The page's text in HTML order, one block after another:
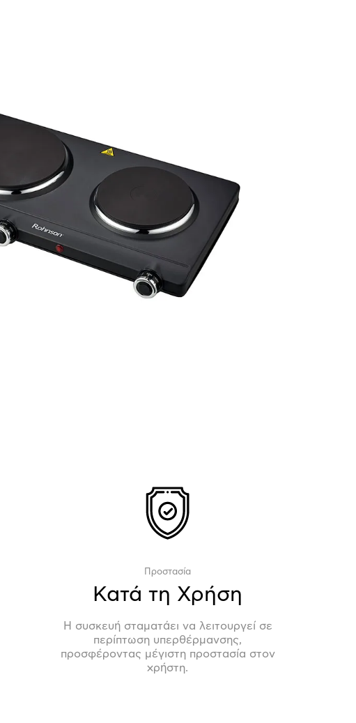
Προστασία
Κατά τη Χρήση
Η συσκευή σταματάει να λειτουργεί σε
περίπτωση υπερθέρμανσης,
προσφέροντας μέγιστη προστασία στον
χρήστη.